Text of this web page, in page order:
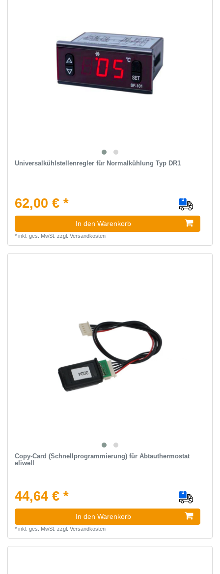
Universalkühlstellenregler für Normalkühlung Typ DR1
62,00 € *
In den Warenkorb
* inkl. ges. MwSt. zzgl. Versandkosten
Copy-Card (Schnellprogrammierung) für Abtauthermostat
eliwell
44,64 € *
In den Warenkorb
* inkl. ges. MwSt. zzgl. Versandkosten